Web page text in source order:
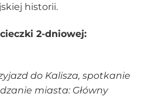
historii.
2-dniowej:
do Kalisza, spotkanie
miasta: Główny